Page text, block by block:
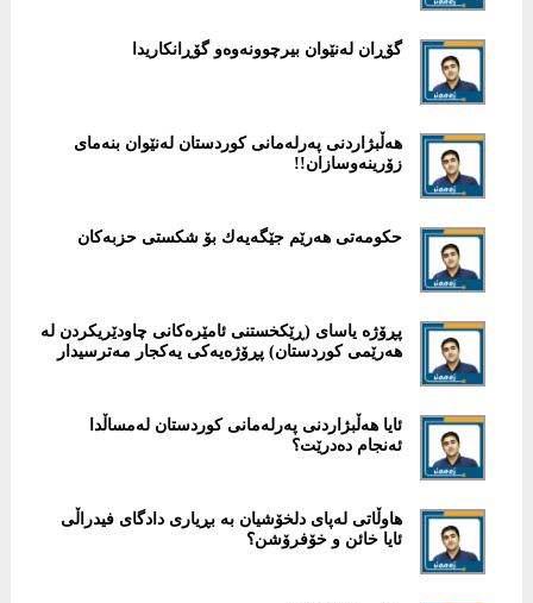
گۆڕان لەنێوان بیرچوونەوەو گۆڕانکاریدا
هەڵبژاردنی پەرلەمانی كوردستان لەنێوان بنەمای
زۆرینەوسازان!!
حكومەتی هەرێم جێگەیەك بۆ شكستی حزبەکان
پڕۆژە یاسای (ڕێكخستنی ئامێرەكانی چاودێریكردن لە
هەرێمی كوردستان) پڕۆژەیەكی یەكجار مەترسیدار
ئایا هەڵبژاردنی پەرلەمانی كوردستان لەمساڵدا
ئەنجام دەدرێت؟
‎هاوڵاتی لەپای دلخۆشیان بە بڕیاری دادگای فیدراڵی
ئایا خائن و خۆفرۆشن؟